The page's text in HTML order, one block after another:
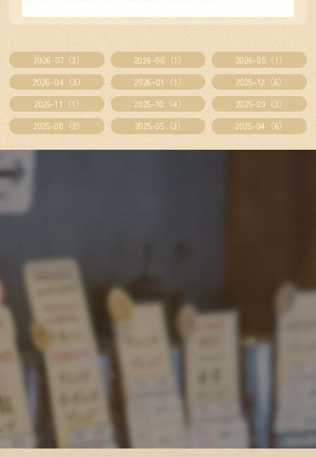
2026-07（3） 2026-06（1）
2026-05（1）
2026-04（3）
2026-01（1）
2025-12（6）
2025-11（1）
2025-10（4）
2025-09（3）
2025-08（2）
2025-05（3） 2025-04（6）